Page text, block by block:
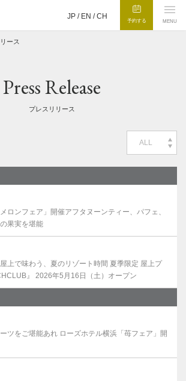
JP / EN /CH
予約する MENU
ース
Press Release
プレスリリース
ALL
ロンフェア」開催アフタヌーンティー、パフェ、
果実を堪能
上で味わう、夏のリゾート時間 夏季限定 屋上プ
』 2026年5月16日（土）オープン
ツをご堪能あれ ローズホテル横浜「苺フェア」開